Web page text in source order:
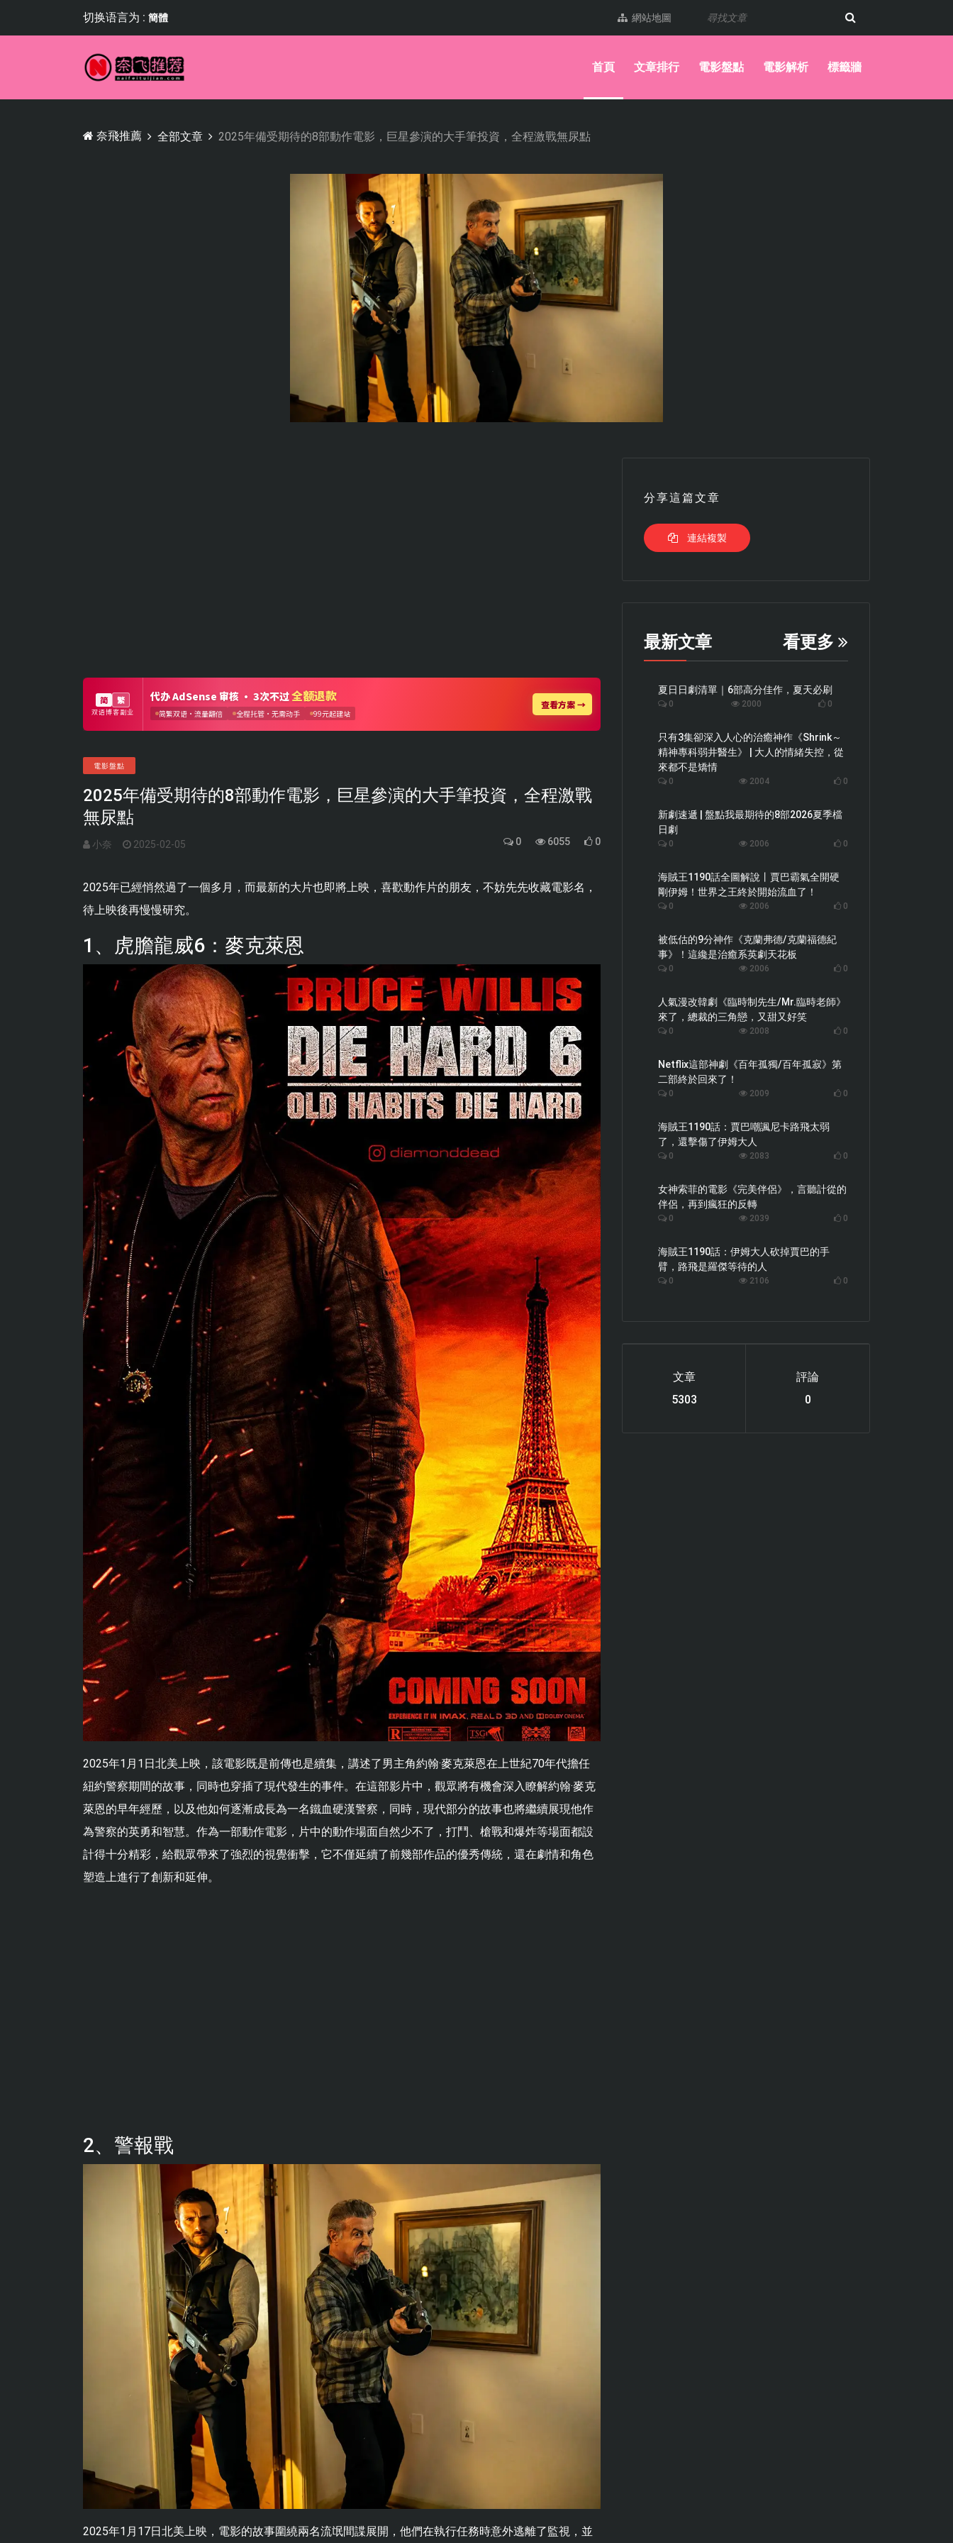
切换语言为 : 簡體 網站地圖
首頁 文章排行 電影盤點 電影解析 標籤牆
奈飛推薦 全部文章 2025年備受期待的8部動作電影，巨星參演的大手筆投資，全程激戰無尿點
電影盤點
2025年備受期待的8部動作電影，巨星參演的大手筆投資，全程激戰
無尿點
小奈 2025-02-05 0 6055 0
2025年已經悄然過了一個多月，而最新的大片也即將上映，喜歡動作片的朋友，不妨先先收藏電影名，
待上映後再慢慢研究。
1、虎膽龍威6：麥克萊恩
2025年1月1日北美上映，該電影既是前傳也是續集，講述了男主角約翰·麥克萊恩在上世紀70年代擔任
紐約警察期間的故事，同時也穿插了現代發生的事件。在這部影片中，觀眾將有機會深入瞭解約翰·麥克
萊恩的早年經歷，以及他如何逐漸成長為一名鐵血硬漢警察，同時，現代部分的故事也將繼續展現他作
為警察的英勇和智慧。作為一部動作電影，片中的動作場面自然少不了，打鬥、槍戰和爆炸等場面都設
計得十分精彩，給觀眾帶來了強烈的視覺衝擊，它不僅延續了前幾部作品的優秀傳統，還在劇情和角色
塑造上進行了創新和延伸。
2、警報戰
2025年1月17日北美上映，電影的故事圍繞兩名流氓間諜展開，他們在執行任務時意外逃離了監視，並
分享這篇文章
連結複製
最新文章 看更多
夏日日劇清單｜6部高分佳作，夏天必刷
0 2000 0
只有3集卻深入人心的治癒神作《Shrink～
精神專科弱井醫生》 | 大人的情緒失控，從
來都不是矯情
0 2004 0
新劇速遞 | 盤點我最期待的8部2026夏季檔
日劇
0 2006 0
海賊王1190話全圖解說丨賈巴霸氣全開硬
剛伊姆！世界之王終於開始流血了！
0 2006 0
被低估的9分神作《克蘭弗德/克蘭福德紀
事》！這纔是治癒系英劇天花板
0 2006 0
人氣漫改韓劇《臨時制先生/Mr.臨時老師》
來了，總裁的三角戀，又甜又好笑
0 2008 0
Netflix這部神劇《百年孤獨/百年孤寂》第
二部終於回來了！
0 2009 0
海賊王1190話：賈巴嘲諷尼卡路飛太弱
了，還擊傷了伊姆大人
0 2083 0
女神索菲的電影《完美伴侶》，言聽計從的
伴侶，再到瘋狂的反轉
0 2039 0
海賊王1190話：伊姆大人砍掉賈巴的手
臂，路飛是羅傑等待的人
0 2106 0
文章
6119
評論
0